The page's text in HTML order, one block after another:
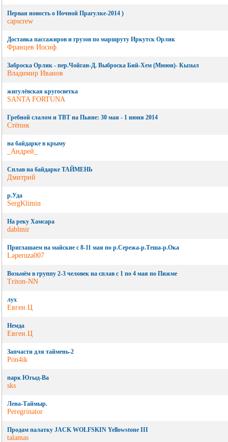
Первая новость о Ночной Прагулке-2014 )
capscrew
Доставка пассажиров и грузов по маршруту Иркутск Орлик
Францев Иосиф
Заброска Орлик - пер.Чойган-Д. Выброска Бий-Хем (Мююн)- Кызыл
Владимир Иванов
жигулёвская кругосветка
SANTA FORTUNA
Гребной слалом и ТВТ на Пьяне: 30 мая - 1 июня 2014
Стёпик
на байдарке в крыму
_Андрей_
Сплав на байдарке ТАЙМЕНЬ
Дмитрий
р.Уда
SergKlimin
На реку Хамсара
dablmir
Приглашаем на майские с 8-11 мая по р.Сережа-р.Теша-р.Ока
Laperuza007
Возьмём в группу 2-3 человек на сплав с 1 по 4 мая по Пижме
Triton-NN
лух
Евген.Ц
Немда
Евген.Ц
Запчасти для таймень-2
Pon4ik
парк Югыд-Ва
sks
Лена-Таймыр.
Peregrinator
Продам палатку JACK WOLFSKIN Yellowstone III
talamas